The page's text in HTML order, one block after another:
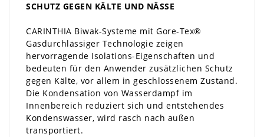
SCHUTZ GEGEN KÄLTE UND NÄSSE
CARINTHIA Biwak-Systeme mit Gore-Tex®
Gasdurchlässiger Technologie zeigen
hervorragende Isolations-Eigenschaften und
bedeuten für den Anwender zusätzlichen Schutz
gegen Kälte, vor allem in geschlossenem Zustand.
Die Kondensation von Wasserdampf im
Innenbereich reduziert sich und entstehendes
Kondenswasser, wird rasch nach außen
transportiert.